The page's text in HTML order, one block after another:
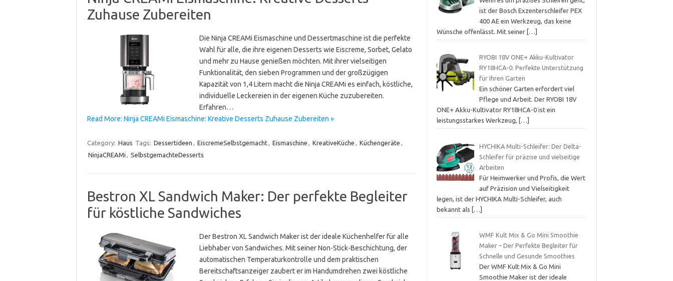
Zuhause Zubereiten
Die Ninja CREAMi Eismaschine und Dessertmaschine ist die perfekte
Wahl für alle, die ihre eigenen Desserts wie Eiscreme, Sorbet, Gelato
und mehr zu Hause genießen möchten. Mit ihrer vielseitigen
Funktionalität, den sieben Programmen und der großzügigen
Kapazität von 1,4 Litern macht die Ninja CREAMi es einfach, köstliche,
individuelle Leckereien in der eigenen Küche zuzubereiten.
Erfahren…
Read More: Ninja CREAMi Eismaschine: Kreative Desserts Zuhause Zubereiten »
Category: Haus Tags: Dessertideen , EiscremeSelbstgemacht, Eismaschine , KreativeKüche , Küchengeräte ,
NinjaCREAMi , SelbstgemachteDesserts
Bestron XL Sandwich Maker: Der perfekte Begleiter
für köstliche Sandwiches
Der Bestron XL Sandwich Maker ist der ideale Küchenhelfer für alle
Liebhaber von Sandwiches. Mit seiner Non-Stick-Beschichtung, der
automatischen Temperaturkontrolle und dem praktischen
Bereitschaftsanzeiger zaubert er im Handumdrehen zwei köstliche
ist der Bosch Exzenterschleifer PEX
400 AE ein Werkzeug, das keine
Wünsche offenlässt. Mit seiner […]
RYOBI 18V ONE+ Akku-Kultivator
RY18HCA-0: Perfekte Unterstützung
für Ihren Garten
Ein schöner Garten erfordert viel
Pflege und Arbeit. Der RYOBI 18V
ONE+ Akku-Kultivator RY18HCA-0 ist ein
leistungsstarkes Werkzeug,
[…]
HYCHIKA Multi-Schleifer: Der Delta-
Schleifer für präzise und vielseitige
Arbeiten
Für Heimwerker und Profis, die Wert
auf Präzision und Vielseitigkeit
legen, ist der HYCHIKA Multi-Schleifer, auch
bekannt als
[…]
WMF Kult Mix & Go Mini Smoothie
Maker – Der Perfekte Begleiter für
Schnelle und Gesunde Smoothies
Der WMF Kult Mix & Go Mini
Smoothie Maker ist der ideale